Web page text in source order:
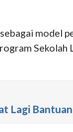
model
Lagi